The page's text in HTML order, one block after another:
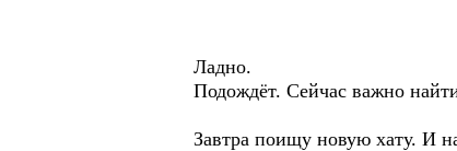
Ладно.
Подождёт. Сейчас важно
Завтра поищу новую хату. И